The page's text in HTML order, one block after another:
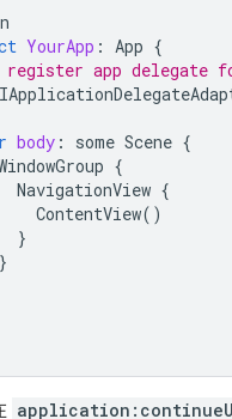
YourApp : App {
app delegate
body : some Scene {
{
NavigationView {
ContentView()
}
}